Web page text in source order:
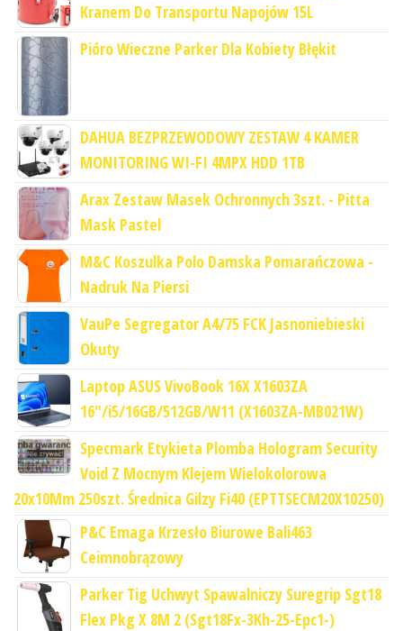
Kranem Do Transportu Napojów 15L
Pióro Wieczne Parker Dla Kobiety Błękit
DAHUA BEZPRZEWODOWY ZESTAW 4 KAMER
MONITORING WI-FI 4MPX HDD 1TB
Arax Zestaw Masek Ochronnych 3szt. - Pitta
Mask Pastel
M&C Koszulka Polo Damska Pomarańczowa -
Nadruk Na Piersi
VauPe Segregator A4/75 FCK Jasnoniebieski
Okuty
Laptop ASUS VivoBook 16X X1603ZA
16"/i5/16GB/512GB/W11 (X1603ZA-MB021W)
Specmark Etykieta Plomba Hologram Security
Void Z Mocnym Klejem Wielokolorowa
20x10Mm 250szt. Średnica Gilzy Fi40 (EPTTSECM20X10250)
P&C Emaga Krzesło Biurowe Bali463
Ceimnobrązowy
Parker Tig Uchwyt Spawalniczy Suregrip Sgt18
Flex Pkg X 8M 2 (Sgt18Fx-3Kh-25-Epc1-)